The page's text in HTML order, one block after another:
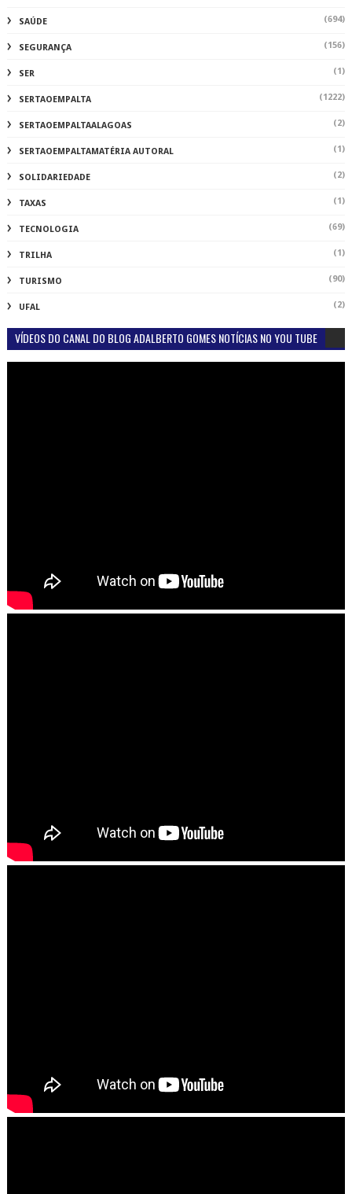
SAÚDE (694)
SEGURANÇA (156)
SER (1)
SERTAOEMPALTA (1222)
SERTAOEMPALTAALAGOAS (2)
SERTAOEMPALTAMATÉRIA AUTORAL (1)
SOLIDARIEDADE (2)
TAXAS (1)
TECNOLOGIA (69)
TRILHA (1)
TURISMO (90)
UFAL (2)
VÍDEOS DO CANAL DO BLOG ADALBERTO GOMES NOTÍCIAS NO YOU TUBE